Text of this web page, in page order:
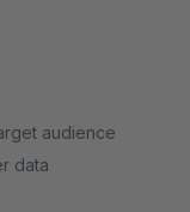
audience
data